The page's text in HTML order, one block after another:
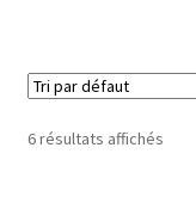
6 résultats affichés